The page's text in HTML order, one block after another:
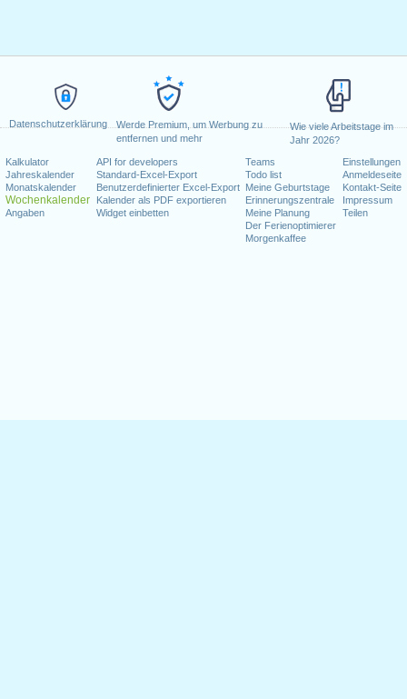
Datenschutzerklärung
Werde Premium, um Werbung zu
entfernen und mehr
Wie viele Arbeitstage im
Jahr 2026?
Kalkulator
Jahreskalender
Monatskalender
Wochenkalender
Angaben
API for developers
Standard-Excel-Export
Benutzerdefinierter Excel-Export
Kalender als PDF exportieren
Widget einbetten
Teams
Todo list
Meine Geburtstage
Erinnerungszentrale
Meine Planung
Der Ferienoptimierer
Morgenkaffee
Einstellungen
Anmeldeseite
Kontakt-Seite
Impressum
Teilen